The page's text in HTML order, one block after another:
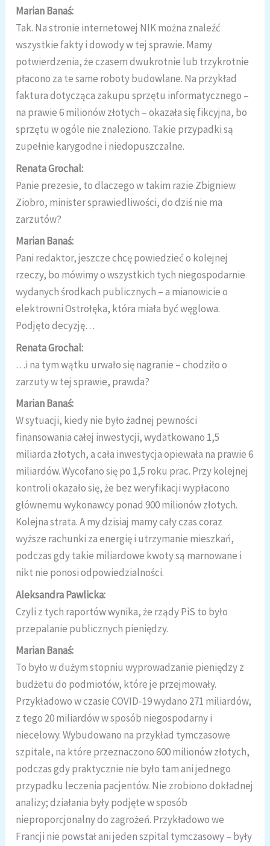
Marian Banaś:
Tak. Na stronie internetowej NIK można znaleźć
wszystkie fakty i dowody w tej sprawie. Mamy
potwierdzenia, że czasem dwukrotnie lub trzykrotnie
płacono za te same roboty budowlane. Na przykład
faktura dotycząca zakupu sprzętu informatycznego –
na prawie 6 milionów złotych – okazała się fikcyjna, bo
sprzętu w ogóle nie znaleziono. Takie przypadki są
zupełnie karygodne i niedopuszczalne.
Renata Grochal:
Panie prezesie, to dlaczego w takim razie Zbigniew
Ziobro, minister sprawiedliwości, do dziś nie ma
zarzutów?
Marian Banaś:
Pani redaktor, jeszcze chcę powiedzieć o kolejnej
rzeczy, bo mówimy o wszystkich tych niegospodarnie
wydanych środkach publicznych – a mianowicie o
elektrowni Ostrołęka, która miała być węglowa.
Podjęto decyzję…
Renata Grochal:
…i na tym wątku urwało się nagranie – chodziło o
zarzuty w tej sprawie, prawda?
Marian Banaś:
W sytuacji, kiedy nie było żadnej pewności
finansowania całej inwestycji, wydatkowano 1,5
miliarda złotych, a cała inwestycja opiewała na prawie 6
miliardów. Wycofano się po 1,5 roku prac. Przy kolejnej
kontroli okazało się, że bez weryfikacji wypłacono
głównemu wykonawcy ponad 900 milionów złotych.
Kolejna strata. A my dzisiaj mamy cały czas coraz
wyższe rachunki za energię i utrzymanie mieszkań,
podczas gdy takie miliardowe kwoty są marnowane i
nikt nie ponosi odpowiedzialności.
Aleksandra Pawlicka:
Czyli z tych raportów wynika, że rządy PiS to było
przepalanie publicznych pieniędzy.
Marian Banaś:
To było w dużym stopniu wyprowadzanie pieniędzy z
budżetu do podmiotów, które je przejmowały.
Przykładowo w czasie COVID-19 wydano 271 miliardów,
z tego 20 miliardów w sposób niegospodarny i
niecelowy. Wybudowano na przykład tymczasowe
szpitale, na które przeznaczono 600 milionów złotych,
podczas gdy praktycznie nie było tam ani jednego
przypadku leczenia pacjentów. Nie zrobiono dokładnej
analizy; działania były podjęte w sposób
nieproporcjonalny do zagrożeń. Przykładowo we
Francji nie powstał ani jeden szpital tymczasowy – były